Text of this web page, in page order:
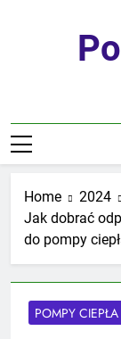
Home 2024
Jak dobrać
do pompy
POMPY CIEPŁA